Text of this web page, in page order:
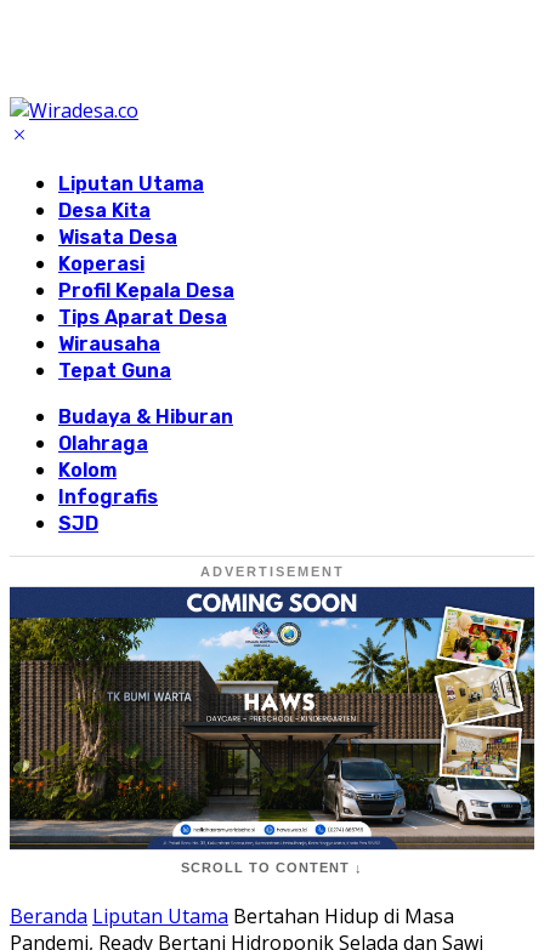
Liputan Utama
Desa Kita
Wisata Desa
Koperasi
Profil Kepala Desa
Tips Aparat Desa
Wirausaha
Tepat Guna
Budaya & Hiburan
Olahraga
Kolom
Infografis
SJD
ADVERTISEMENT
SCROLL TO CONTENT ↓
Beranda Liputan Utama Bertahan Hidup di Masa
Pandemi, Ready Bertani Hidroponik Selada dan Sawi